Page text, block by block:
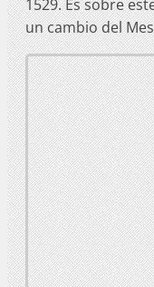
1529. Es sobre
un cambio del